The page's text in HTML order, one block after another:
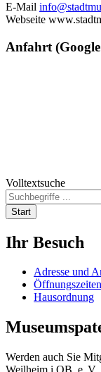
E-Mail
Webseite
Anfahrt
Volltextsuche
Start
Ihr Besuch
Adresse und
Hausordnung
Werden auch Sie